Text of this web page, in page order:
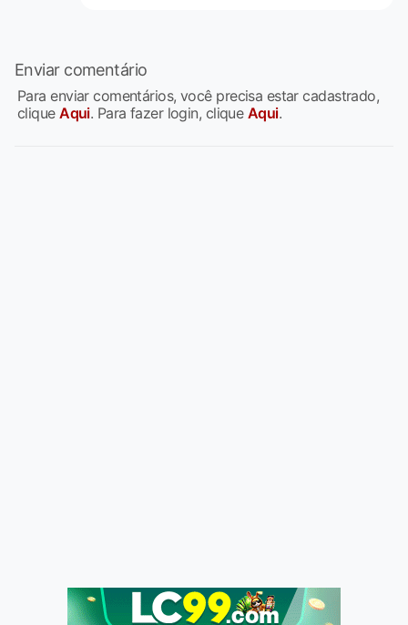
Enviar comentário
Para enviar comentários, você precisa estar cadastrado,
cliqueAqui. Para fazer login, clique Aqui.